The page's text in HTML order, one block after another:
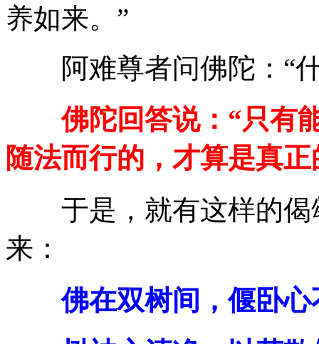
养如来。”
阿难尊者问佛陀：“什
佛陀回答说：“只有能
随法而行的，才算是真
于是，就有这样的偈
来：
佛在双树间，偃卧心